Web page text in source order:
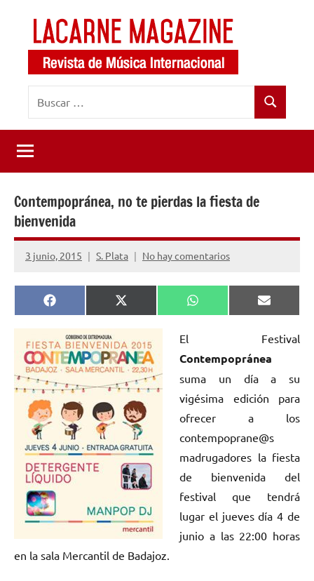
contenido
LaCarne
Magazine
de
música
internacional
Buscar
Contempopránea, no te pierdas la fiesta de
bienvenida
3 junio, 2015 S. Plata No hay comentarios
Compartir
en
Facebook
Compartir
en
X
(Twitter)
Compartir
en
WhatsApp
en
Email
El Festival
Contempopránea
suma un día a su
vigésima edición para
ofrecer a los
contempoprane@s
madrugadores la fiesta
de bienvenida del
festival que tendrá
lugar el jueves día 4 de
junio a las 22:00 horas
en la sala Mercantil de Badajoz.